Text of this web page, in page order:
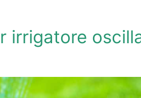
irrigatore